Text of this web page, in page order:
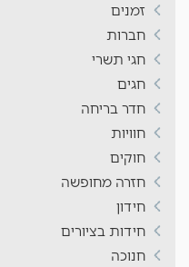
זמנים
חברות
חגי תשרי
חגים
חדר בריחה
חוויות
חוקים
חזרה מחופשה
חידון
חידות בציורים
חנוכה